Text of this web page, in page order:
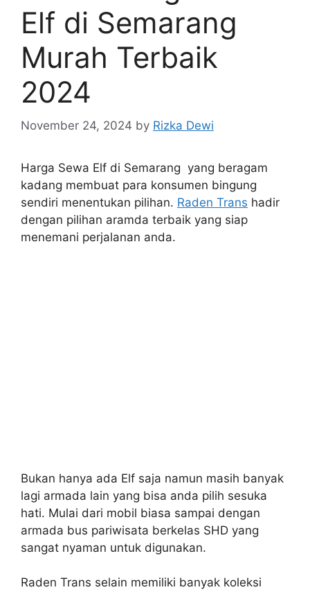
Elf di Semarang
Murah Terbaik
2024
November 24, 2024 by Rizka Dewi
Harga Sewa Elf di Semarang yang beragam
kadang membuat para konsumen bingung
sendiri menentukan pilihan. Raden Trans hadir
dengan pilihan aramda terbaik yang siap
menemani perjalanan anda.
Bukan hanya ada Elf saja namun masih banyak
lagi armada lain yang bisa anda pilih sesuka
hati. Mulai dari mobil biasa sampai dengan
armada bus pariwisata berkelas SHD yang
sangat nyaman untuk digunakan.
Raden Trans selain memiliki banyak koleksi